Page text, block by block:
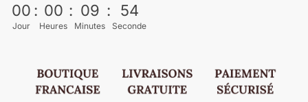
00
Jour
: 00
Heures
: 09
Minutes
: 53
Seconde